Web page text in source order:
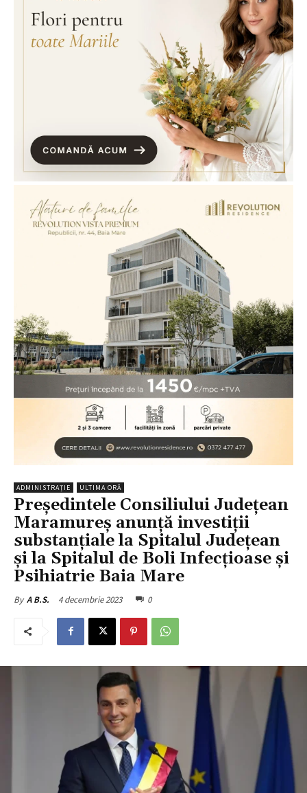
ADMINISTRAȚIE ULTIMA ORĂ
Președintele Consiliului Județean
Maramureș anunță investiții
substanțiale la Spitalul Județean
și la Spitalul de Boli Infecțioase și
Psihiatrie Baia Mare
By A B.S. 4 decembrie 2023 0